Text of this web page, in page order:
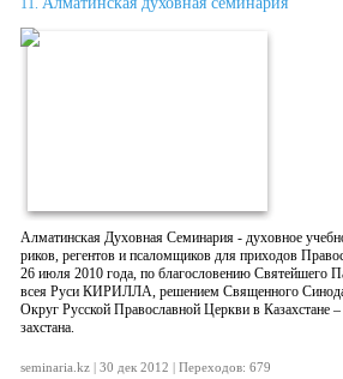
11.
Ал­ма­тинс­кая Ду­хов­ная Се­мина­рия - ду­хов­ное
риков, ре­ген­тов и пса­лом­щи­ков для при­ходов
26 июля 2010 го­да, по бла­гос­ло­вению Свя­тей­ше­го
всея Ру­си КИ­РИЛ­ЛА, ре­шени­ем Свя­щен­но­го
Ок­руг Русс­кой Пра­вос­лавной Церк­ви в Ка­захс­та­не
захс­та­на.
seminaria.kz | 30 дек 2012 | Переходов: 679